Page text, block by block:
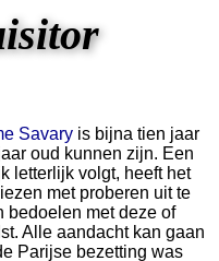
Savary is bijna tien jaar
oud kunnen zijn. Een
letterlijk volgt, heeft het
met proberen uit te
bedoelen met deze of
Alle aandacht kan gaan
Parijse bezetting was